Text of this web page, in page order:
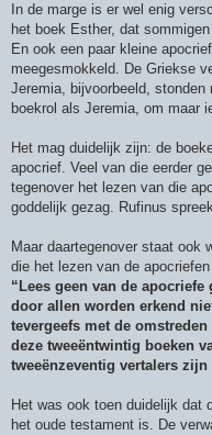
In de marge is er wel enig
het boek Esther, dat
En ook een paar kleine
meegesmokkeld. De Griekse
Jeremia, bijvoorbeeld,
boekrol als Jeremia, om maar
Het mag duidelijk zijn: de
apocrief. Veel van die eerder
tegenover het lezen van die
goddelijk gezag. Rufinus
Maar daartegenover staat ook
die het lezen van de
“Lees geen van de
door allen worden erkend
tevergeefs met de
deze tweeëntwintig boeken
tweeënzeventig vertalers zijn
Het was ook toen duidelijk dat
het oude testament is. De